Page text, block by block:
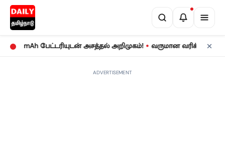
பேட்டரியுடன் அசத்தல் அறிமுகம்! • வருமான வரிக் கணக்குத்
ADVERTISEMENT